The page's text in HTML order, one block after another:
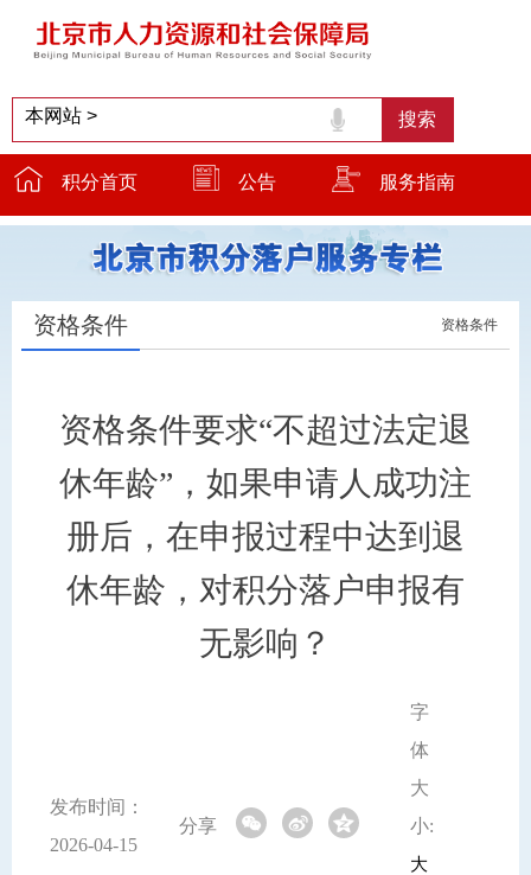
积分首页 公告 服务指南
服务窗口 温馨提示 小贴士
资格条件 资格条件
资格条件要求“不超过法定退
休年龄”，如果申请人成功注
册后，在申报过程中达到退
休年龄，对积分落户申报有
无影响？
发布时间：
2026-04-15
分享
字
体
大
小:
大